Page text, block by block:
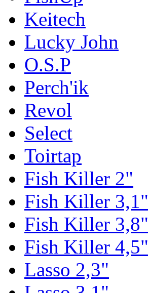
Keitech
Lucky John
O.S.P
Perch'ik
Revol
Select
Toirtap
Fish Killer 2"
Fish Killer 3,1"
Fish Killer 3,8"
Fish Killer 4,5"
Lasso 2,3"